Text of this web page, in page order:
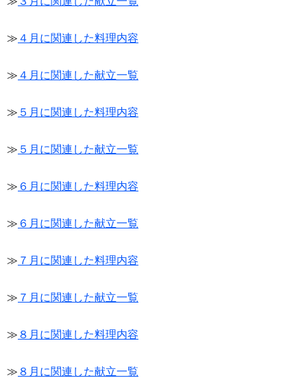
≫ ４月に関連した料理内容
≫ ４月に関連した献立一覧
≫ ５月に関連した料理内容
≫ ５月に関連した献立一覧
≫ ６月に関連した料理内容
≫ ６月に関連した献立一覧
≫ ７月に関連した料理内容
≫ ７月に関連した献立一覧
≫ ８月に関連した料理内容
≫ ８月に関連した献立一覧